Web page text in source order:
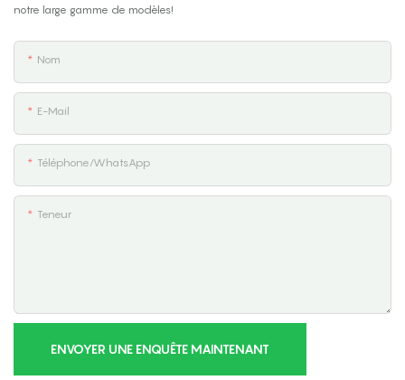
notre large gamme de modèles!
Nom
E-Mail
Téléphone/WhatsApp
Teneur
ENVOYER UNE ENQUÊTE MAINTENANT